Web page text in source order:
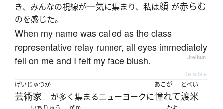
き、みんなの視線が一気に集まり、私は顔 が赤らむ
のを感じた。
When my name was called as the class
representative relay runner, all eyes immediately
fell on me and I felt my face blush.
— Jreibun
Details ▸
げいじゅつか
芸術家 が多く集まるニューヨークに
あこが
憧れて
とべい
渡米